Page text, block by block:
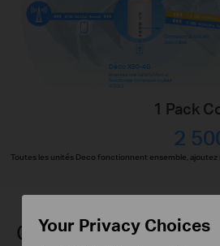
Déco X50-4G
1 Pack
2
Toutes les unités Deco fonctionnent ensemble,
Conçu pourplus
Your Privacy Choices